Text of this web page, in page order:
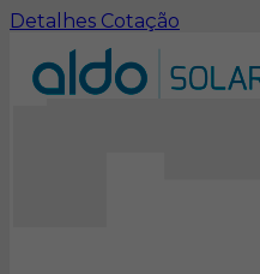
Detalhes Cotação